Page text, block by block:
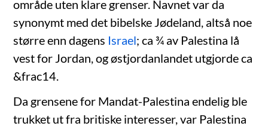
område uten klare grenser. Navnet var da
synonymt med det bibelske Jødeland, altså noe
større enn dagens Israel; ca ¾ av Palestina lå
vest for Jordan, og østjordanlandet utgjorde ca
&frac14.
Da grensene for Mandat-Palestina endelig ble
trukket ut fra britiske interesser, var Palestina